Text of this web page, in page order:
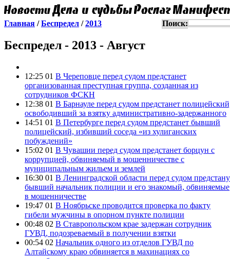
Главная /Беспредел /2013 Поиск:
Беспредел - 2013 - Август
12:25 01 В Череповце перед судом предстанет
организованная преступная группа, созданная из
сотрудников ФСКН
12:38 01 В Барнауле перед судом предстанет
освободивший за взятку административно-задержанного
14:51 01 В Петербурге перед судом предстанет бывший
полицейский, избивший соседа «из хулиганских
побуждений»
15:02 01 В Чувашии перед судом предстанет борцун с
коррупцией, обвиняемый в мошенничестве с
муниципальным жильем и землей
16:30 01 В Ленинградской области перед судом
бывший начальник полиции и его знакомый, обвиняемые
в мошенничестве
19:47 01 В Ноябрьске проводится проверка по факту
гибели мужчины в опорном пункте полиции
00:48 02 В Ставропольском крае задержан сотрудник
ГУВД, подозреваемый в получении взятки
00:54 02 Начальник одного из отделов ГУВД по
Алтайскому краю обвиняется в махинациях со